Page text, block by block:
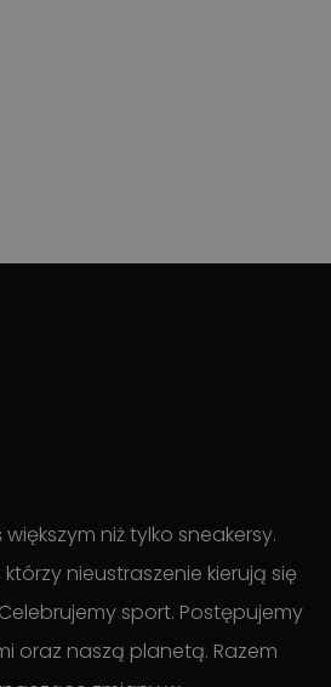
niż tylko sneakersy.
nieustraszenie kierują się
sport. Postępujemy
oraz naszą planetą. Razem